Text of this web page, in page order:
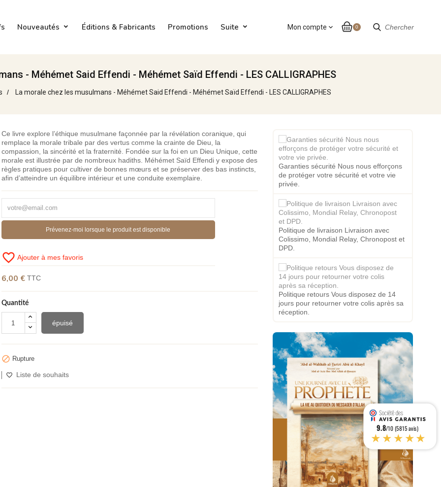
Chercher
Nouveautés Éditions & Fabricants Promotions Suite 0
Mon compte expand_more
- Méhémet Said Effendi - Méhémet Saïd Effendi - LES CALLIGRAPHES
La morale chez les musulmans - Méhémet Said Effendi - Méhémet Saïd Effendi - LES CALLIGRAPHES
Ce livre explore l’éthique musulmane façonnée par la révélation coranique, qui
remplace la morale tribale par des vertus comme la crainte de Dieu, la
compassion, la sincérité et la fraternité. Fondée sur la foi en un Dieu Unique, cette
morale est illustrée par de nombreux hadiths. Méhémet Saïd Effendi y expose des
règles pratiques pour cultiver de bonnes mœurs et se préserver des bas instincts,
afin d’atteindre un équilibre intérieur et une conduite exemplaire.
Prévenez-moi lorsque le produit est disponible
favorite_border Ajouter à mes favoris
6,00 €TTC
Quantité
épuisé
 Rupture
Liste de souhaits
Garanties sécurité Nous nous efforçons
de protéger votre sécurité et votre vie
privée.
Politique de livraison Livraison avec
Colissimo, Mondial Relay, Chronopost et
DPD.
Politique retours Vous disposez de 14
jours pour retourner votre colis après sa
réception.
9.8/10 (5815 avis)
★★★★★